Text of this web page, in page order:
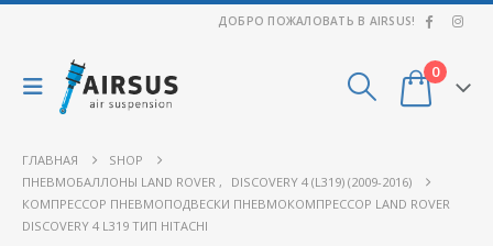
ДОБРО ПОЖАЛОВАТЬ В AIRSUS!
0
ГЛАВНАЯ
SHOP
ПНЕВМОБАЛЛОНЫ LAND ROVER ,
DISCOVERY 4 (L319) (2009-2016)
КОМПРЕССОР ПНЕВМОПОДВЕСКИ ПНЕВМОКОМПРЕССОР LAND ROVER
DISCOVERY 4 L319 ТИП HITACHI